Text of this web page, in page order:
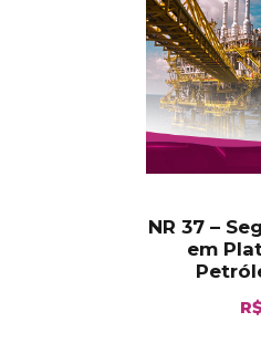
NR 37 –
em